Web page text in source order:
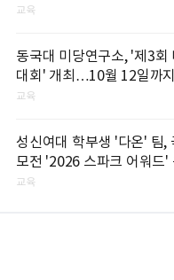
교육
동국대 미당연구소, '제3회
대회' 개최…10월 12일까
교육
성신여대 학부생 '다온' 팀,
모전 '2026 스파크 어워드'
교육